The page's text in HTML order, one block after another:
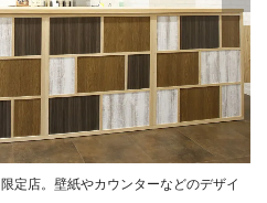
定店。壁紙やカウンターなどのデザイ